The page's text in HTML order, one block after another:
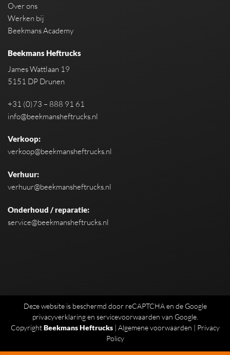
Over ons
Werken bij
Beekmans Academy
Beekmans Heftrucks
James Wattlaan 19
5151 DP Drunen
+31 (0)73 – 888 91 61
info@beekmansheftrucks.nl
Verkoop:
verkoop@beekmansheftrucks.nl
Verhuur:
verhuur@beekmansheftrucks.nl
Onderhoud / reparatie:
service@beekmansheftrucks.nl
Deze website is beschermd door reCAPTCHA en de Google
privacyverklaringen servicevoorwaarden van Google.
CopyrightBeekmans Heftrucks| Algemene voorwaarden | Privacy
Policy